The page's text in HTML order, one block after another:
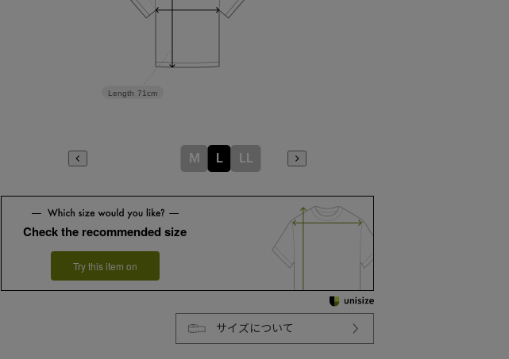
Length 71cm
M L LL
Check the recommended size
Try this item on
サイズについて